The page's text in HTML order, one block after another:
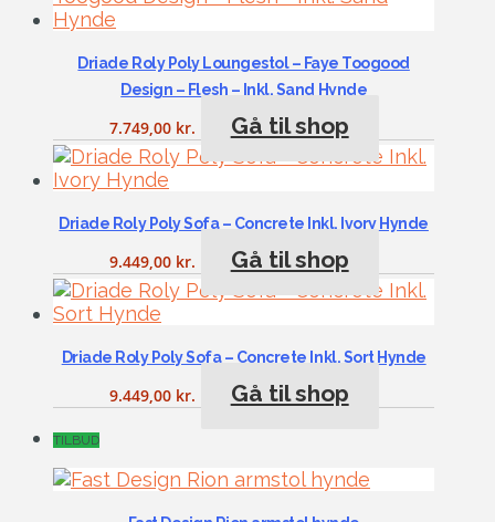
Driade Roly Poly Loungestol – Faye Toogood
Design – Flesh – Inkl. Sand Hynde
7.749,00 kr. Gå til shop
Driade Roly Poly Sofa – Concrete Inkl. Ivory Hynde
9.449,00 kr. Gå til shop
Driade Roly Poly Sofa – Concrete Inkl. Sort Hynde
9.449,00 kr. Gå til shop
TILBUD